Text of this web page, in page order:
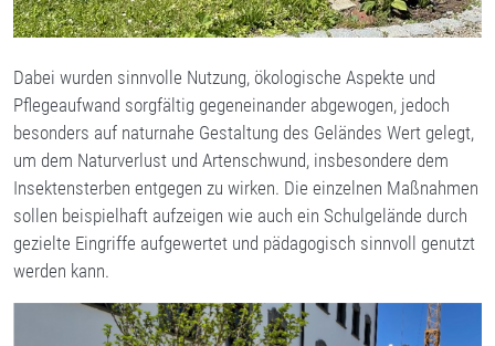
Dabei wurden sinnvolle Nutzung, ökologische Aspekte und
Pflegeaufwand sorgfältig gegeneinander abgewogen, jedoch
besonders auf naturnahe Gestaltung des Geländes Wert gelegt,
um dem Naturverlust und Artenschwund, insbesondere dem
Insektensterben entgegen zu wirken. Die einzelnen Maßnahmen
sollen beispielhaft aufzeigen wie auch ein Schulgelände durch
gezielte Eingriffe aufgewertet und pädagogisch sinnvoll genutzt
werden kann.